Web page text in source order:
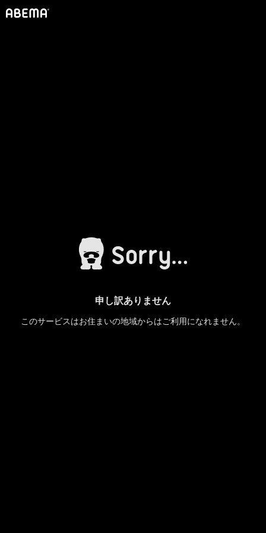
申し訳ありません
このサービスはお住まいの地域からはご利用になれません。